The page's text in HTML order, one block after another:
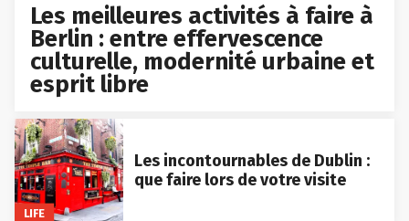
Les meilleures activités à faire à
Berlin : entre effervescence
culturelle, modernité urbaine et
esprit libre
LIFE
Les incontournables de Dublin :
que faire lors de votre visite